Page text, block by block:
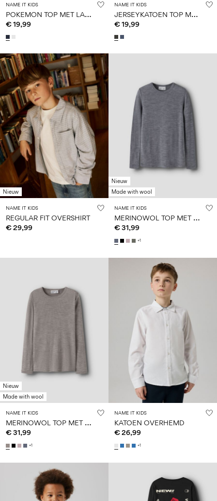
NAME IT KIDS
P
OKEMON TOP MET LANGE MOUWEN
€ 19,99
NAME IT KIDS
J
ERSEYKATOEN TOP MET LANGE MOUWEN
€ 19,99
Nieuw
NAME IT KIDS
REGULAR FIT OVERSHIRT
€ 29,99
Nieuw
Made with wool
NAME IT KIDS
M
ERINOWOL TOP MET LANGE MOUWEN
€ 31,99
+1
Nieuw
Made with wool
NAME IT KIDS
M
ERINOWOL TOP MET LANGE MOUWEN
€ 31,99
+1
NAME IT KIDS
KATOEN OVERHEMD
€ 26,99
+1